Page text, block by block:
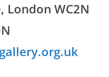
London WC2N